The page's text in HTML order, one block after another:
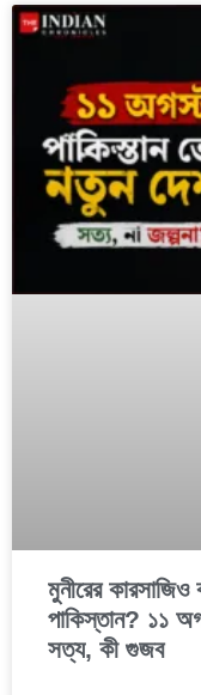
মুনীরের
পাকিস্তান? ১১
সত্য, কী গুজব